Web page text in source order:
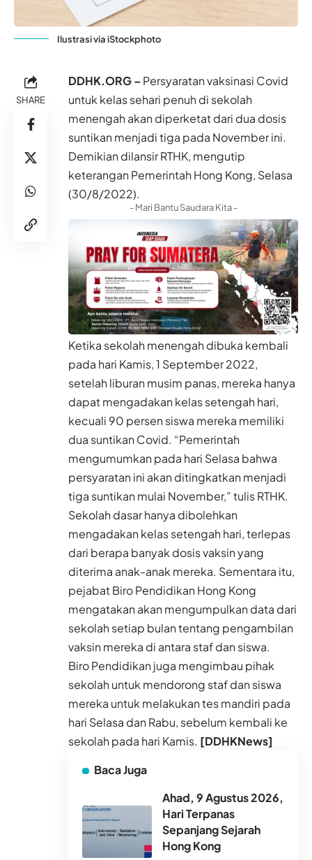
Ilustrasi via iStockphoto
SHARE
DDHK.ORG – Persyaratan vaksinasi Covid
untuk kelas sehari penuh di sekolah
menengah akan diperketat dari dua dosis
suntikan menjadi tiga pada November ini.
Demikian dilansir RTHK, mengutip
keterangan Pemerintah Hong Kong, Selasa
(30/8/2022).
- Mari Bantu Saudara Kita -
Ketika sekolah menengah dibuka kembali
pada hari Kamis, 1 September 2022,
setelah liburan musim panas, mereka hanya
dapat mengadakan kelas setengah hari,
kecuali 90 persen siswa mereka memiliki
dua suntikan Covid. “Pemerintah
mengumumkan pada hari Selasa bahwa
persyaratan ini akan ditingkatkan menjadi
tiga suntikan mulai November,” tulis RTHK.
Sekolah dasar hanya dibolehkan
mengadakan kelas setengah hari, terlepas
dari berapa banyak dosis vaksin yang
diterima anak-anak mereka. Sementara itu,
pejabat Biro Pendidikan Hong Kong
mengatakan akan mengumpulkan data dari
sekolah setiap bulan tentang pengambilan
vaksin mereka di antara staf dan siswa.
Biro Pendidikan juga mengimbau pihak
sekolah untuk mendorong staf dan siswa
mereka untuk melakukan tes mandiri pada
hari Selasa dan Rabu, sebelum kembali ke
sekolah pada hari Kamis. [DDHKNews]
Baca Juga
Ahad, 9 Agustus 2026,
Hari Terpanas
Sepanjang Sejarah
Hong Kong